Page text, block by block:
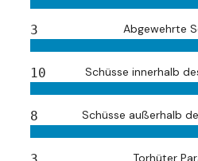
3 Abgewehrte
10 Schüsse innerhalb
8 Schüsse außerhalb
Torhüter